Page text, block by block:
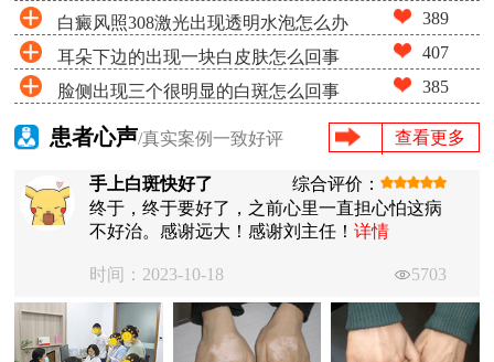
白癜风照308激光出现透明水泡怎么办 389
耳朵下边的出现一块白皮肤怎么回事 407
脸侧出现三个很明显的白斑怎么回事 385
患者心声/真实案例一致好评 查看更多
手上白斑快好了
综合评价：
终于，终于要好了，之前心里一直担心怕这病
不好治。感谢远大！感谢刘主任！详情
时间：2023-10-18 5703